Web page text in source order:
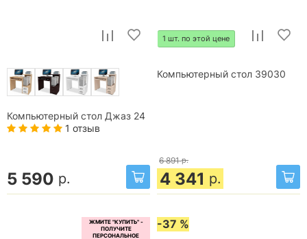
Компьютерный стол Джаз 24
1 отзыв
5 590 р.
1 шт. по этой цене
Компьютерный стол 39030
6 891 р.
4 341 р.
-37 %